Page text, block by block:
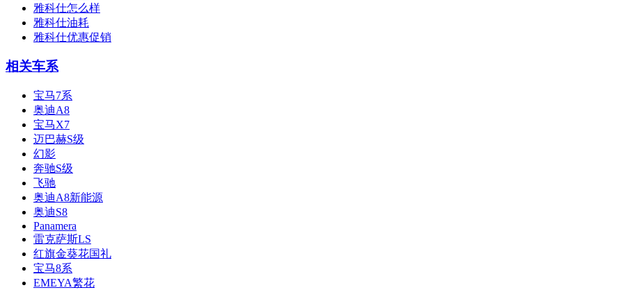
雅科仕怎么样
雅科仕油耗
雅科仕优惠促销
相关车系
宝马7系
奥迪A8
宝马X7
迈巴赫S级
幻影
奔驰S级
飞驰
奥迪A8新能源
奥迪S8
Panamera
雷克萨斯LS
红旗金葵花国礼
宝马8系
EMEYA繁花